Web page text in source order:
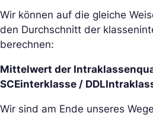
Wir können auf die gleiche
den Durchschnitt der
berechnen:
Mittelwert der
SCEinterklasse /
Wir sind am Ende unseres